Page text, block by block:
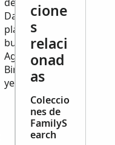
Date and
place of
burial
Age
Birth
year
cione
s
relaci
onad
as
Coleccio
nes de
FamilyS
earch